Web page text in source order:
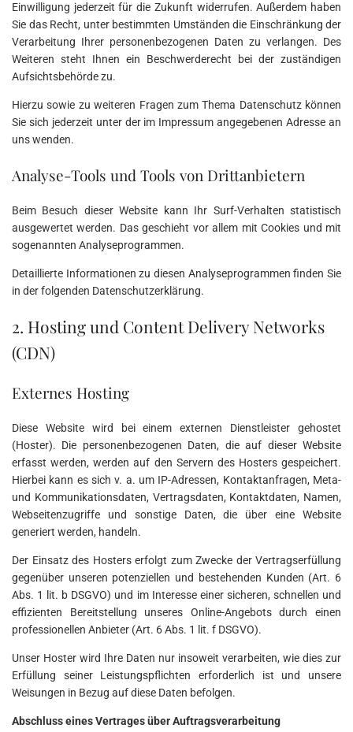
Einwilligung jederzeit für die Zukunft widerrufen. Außerdem haben
Sie das Recht, unter bestimmten Umständen die Einschränkung der
Verarbeitung Ihrer personenbezogenen Daten zu verlangen. Des
Weiteren steht Ihnen ein Beschwerderecht bei der zuständigen
Aufsichtsbehörde zu.
Hierzu sowie zu weiteren Fragen zum Thema Datenschutz können
Sie sich jederzeit unter der im Impressum angegebenen Adresse an
uns wenden.
Analyse-Tools und Tools von Drittanbietern
Beim Besuch dieser Website kann Ihr Surf-Verhalten statistisch
ausgewertet werden. Das geschieht vor allem mit Cookies und mit
sogenannten Analyseprogrammen.
Detaillierte Informationen zu diesen Analyseprogrammen finden Sie
in der folgenden Datenschutzerklärung.
2. Hosting und Content Delivery Networks
(CDN)
Externes Hosting
Diese Website wird bei einem externen Dienstleister gehostet
(Hoster). Die personenbezogenen Daten, die auf dieser Website
erfasst werden, werden auf den Servern des Hosters gespeichert.
Hierbei kann es sich v. a. um IP-Adressen, Kontaktanfragen, Meta-
und Kommunikationsdaten, Vertragsdaten, Kontaktdaten, Namen,
Webseitenzugriffe und sonstige Daten, die über eine Website
generiert werden, handeln.
Der Einsatz des Hosters erfolgt zum Zwecke der Vertragserfüllung
gegenüber unseren potenziellen und bestehenden Kunden (Art. 6
Abs. 1 lit. b DSGVO) und im Interesse einer sicheren, schnellen und
effizienten Bereitstellung unseres Online-Angebots durch einen
professionellen Anbieter (Art. 6 Abs. 1 lit. f DSGVO).
Unser Hoster wird Ihre Daten nur insoweit verarbeiten, wie dies zur
Erfüllung seiner Leistungspflichten erforderlich ist und unsere
Weisungen in Bezug auf diese Daten befolgen.
Abschluss eines Vertrages über Auftragsverarbeitung